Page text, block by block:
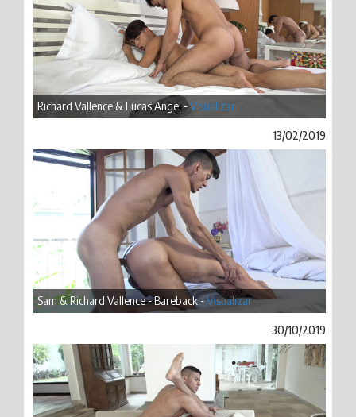
Richard Vallence & Lucas Angel -Visualizar
13/02/2019
Sam & Richard Vallence - Bareback -Visualizar
30/10/2019